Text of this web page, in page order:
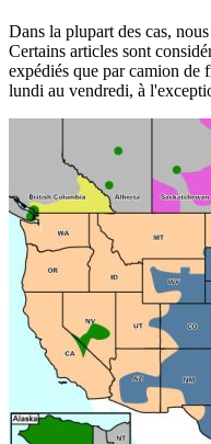
Dans la plupart des cas,
Certains articles sont
expédiés que par camion de
lundi au vendredi, à